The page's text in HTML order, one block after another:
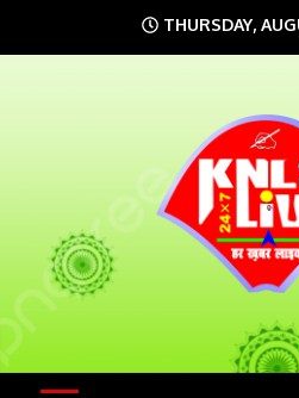
to
THURSDAY,
KNLS LIVE
India`s No.1 News